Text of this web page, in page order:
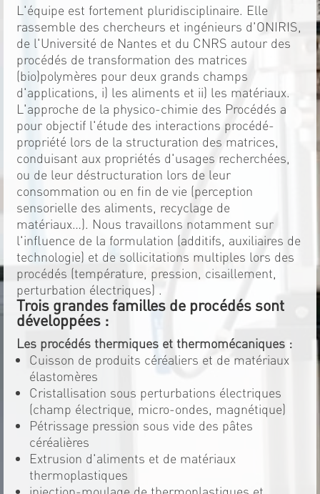
L'équipe est fortement pluridisciplinaire. Elle
rassemble des chercheurs et ingénieurs d'ONIRIS,
de l'Université de Nantes et du CNRS autour des
procédés de transformation des matrices
(bio)polymères pour deux grands champs
d'applications, i) les aliments et ii) les matériaux.
L'approche de la physico-chimie des Procédés a
pour objectif l'étude des interactions procédé-
propriété lors de la structuration des matrices,
conduisant aux propriétés d'usages recherchées,
ou de leur déstructuration lors de leur
consommation ou en fin de vie (perception
sensorielle des aliments, recyclage de
matériaux…). Nous travaillons notamment sur
l'influence de la formulation (additifs, auxiliaires de
technologie) et de sollicitations multiples lors des
procédés (température, pression, cisaillement,
perturbation électriques) .
Trois grandes familles de procédés sont
développées :
Les procédés thermiques et thermomécaniques :
Cuisson de produits céréaliers et de matériaux
élastomères
Cristallisation sous perturbations électriques
(champ électrique, micro-ondes, magnétique)
Pétrissage pression sous vide des pâtes
céréalières
Extrusion d'aliments et de matériaux
thermoplastiques